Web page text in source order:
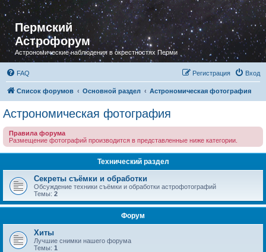
Пермский
Астрофорум
Астрономические наблюдения в окрестностях Перми
FAQ Вход
Регистрация
Список форумов Основной раздел Астрономическая фотография
Астрономическая фотография
Правила форума
Размещение фотографий производится в представленные ниже категории.
Технический раздел
Секреты съёмки и обработки
Обсуждение техники съёмки и обработки астрофотографий
Темы: 2
Форум
Хиты
Лучшие снимки нашего форума
Темы: 1